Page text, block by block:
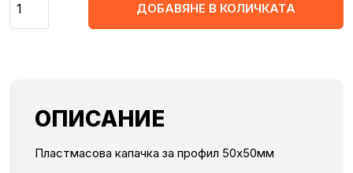
ДОБАВЯНЕ В КОЛИЧКАТА
ОПИСАНИЕ
Пластмасова капачка за профил 50х50мм